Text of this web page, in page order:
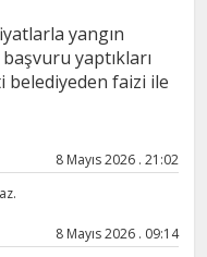
yangın
yaptıkları
belediyeden faizi ile
8 Mayıs 2026 . 21:02
8 Mayıs 2026 . 09:14